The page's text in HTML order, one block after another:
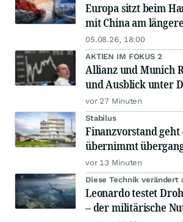
Europa sitzt beim
mit China am
05.08.26, 18:00
AKTIEN IM FOKUS 2
Allianz und Munich
und Ausblick unter
vor 27 Minuten
Stabilus
Finanzvorstand geht
übernimmt
vor 13 Minuten
Diese Technik verändert
Leonardo testet
– der militärische